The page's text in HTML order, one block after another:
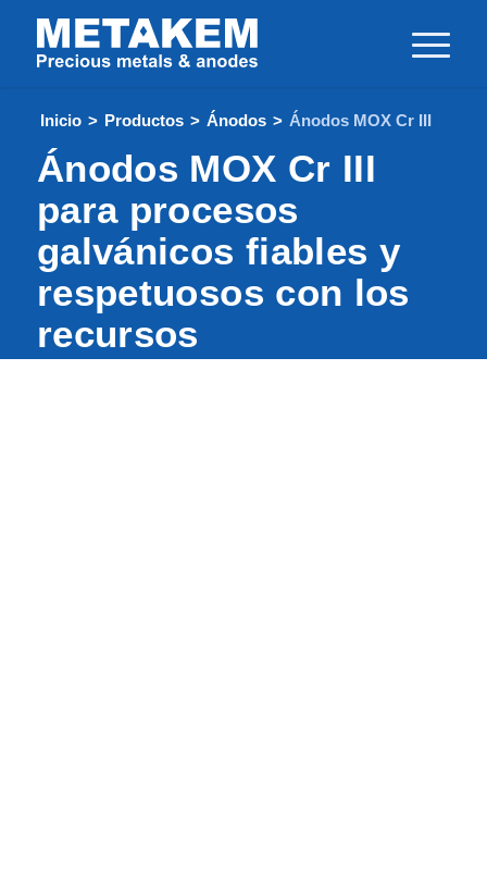
Inicio > Productos > Ánodos > Ánodos MOX Cr III
Ánodos MOX Cr III
para procesos
galvánicos fiables y
respetuosos con los
recursos